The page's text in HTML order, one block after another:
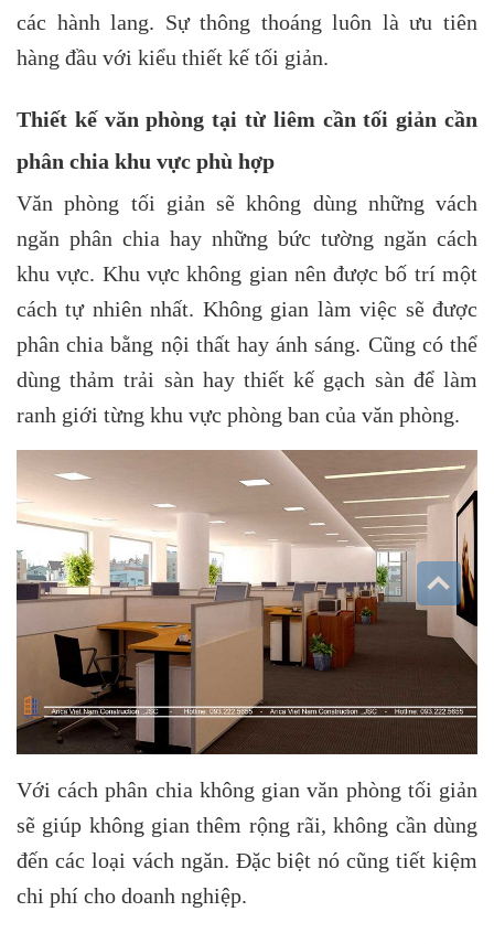
các hành lang. Sự thông thoáng luôn là ưu tiên
hàng đầu với kiểu thiết kế tối giản.
Thiết kế văn phòng tại từ liêm cần tối giản cần
phân chia khu vực phù hợp
Văn phòng tối giản sẽ không dùng những vách
ngăn phân chia hay những bức tường ngăn cách
khu vực. Khu vực không gian nên được bố trí một
cách tự nhiên nhất. Không gian làm việc sẽ được
phân chia bằng nội thất hay ánh sáng. Cũng có thể
dùng thảm trải sàn hay thiết kế gạch sàn để làm
ranh giới từng khu vực phòng ban của văn phòng.
Với cách phân chia không gian văn phòng tối giản
sẽ giúp không gian thêm rộng rãi, không cần dùng
đến các loại vách ngăn. Đặc biệt nó cũng tiết kiệm
chi phí cho doanh nghiệp.